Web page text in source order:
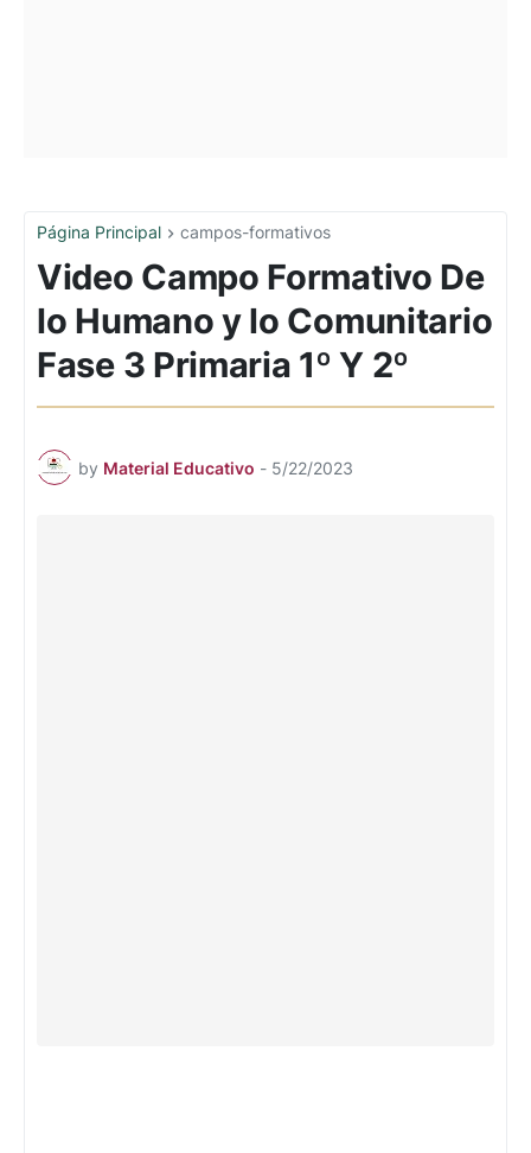
Página Principal campos-formativos
Video Campo Formativo De
lo Humano y lo Comunitario
Fase 3 Primaria 1º Y 2º
by Material Educativo - 5/22/2023